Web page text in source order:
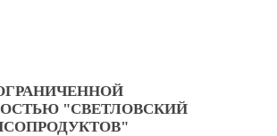
"СВЕТЛОВСКИЙ